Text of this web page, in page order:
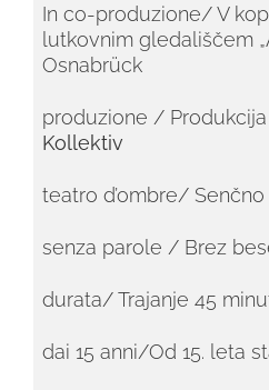
In co-produzione/ V
lutkovnim gledališčem
Osnabrück
produzione / Produkcija
Kollektiv
teatro d’ombre/
senza parole / Brez
durata/ Trajanje 45
dai 15 anni/Od 15. leta